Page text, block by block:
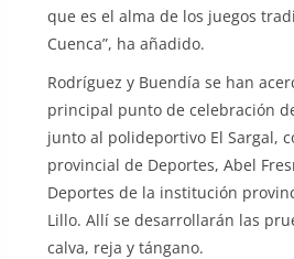
que es el alma de los juegos
Cuenca”, ha añadido.
Rodríguez y Buendía se han
principal punto de celebración
junto al polideportivo El Sargal,
provincial de Deportes, Abel
Deportes de la institución
Lillo. Allí se desarrollarán las
calva, reja y tángano.